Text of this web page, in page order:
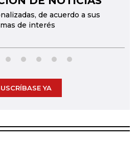
de acuerdo a sus
de interés
YA